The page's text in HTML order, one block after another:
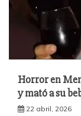
Horror en
y mató a su
22 abril, 2026